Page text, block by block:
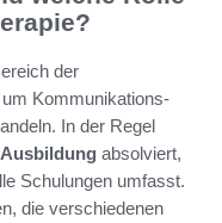
der
Kommunikations-
In der Regel
Ausbildung absolviert,
Schulungen umfasst.
die verschiedenen